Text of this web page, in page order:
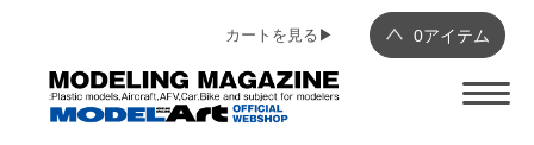
0アイテム
カートを見る▶︎